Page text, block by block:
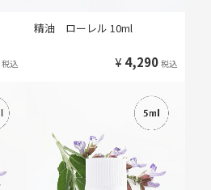
税込
精油 ローレル 10ml
¥ 4,290 税込